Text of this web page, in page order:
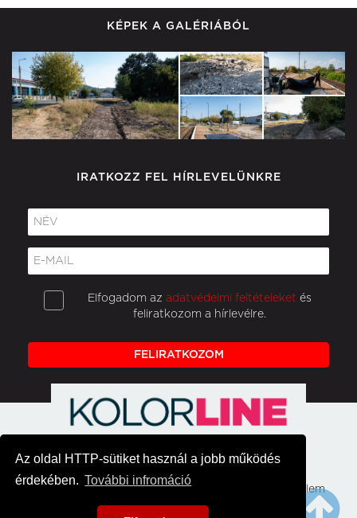
Az oldal HTTP-sütiket használ a jobb működés
érdekében. További infromáció
KÉPEK A GALÉRIÁBÓL
IRATKOZZ FEL HÍRLEVELÜNKRE
Elfogadom az adatvédelmi feltételeket és
feliratkozom a hírlevélre.
FELIRATKOZOM
Főoldal Hirek Médiaajánlat
Adatvédelem
Impresszum